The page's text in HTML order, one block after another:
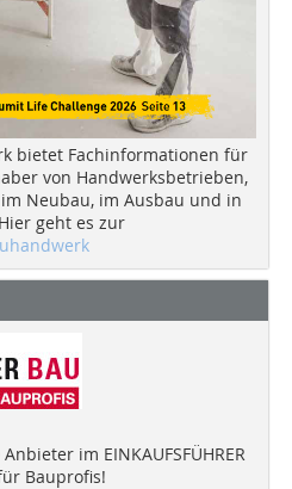
bietet Fachinformationen für
von Handwerksbetrieben,
Neubau, im Ausbau und in
geht es zur
im EINKAUFSFÜHRER
Bauprofis!